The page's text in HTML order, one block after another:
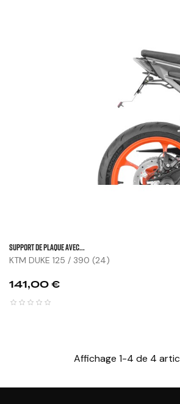
SUPPORT DE PLAQUE AVEC...
KTM DUKE 125 / 390 (24)
Prix
141,00 €
Affichage 1-4 de 4